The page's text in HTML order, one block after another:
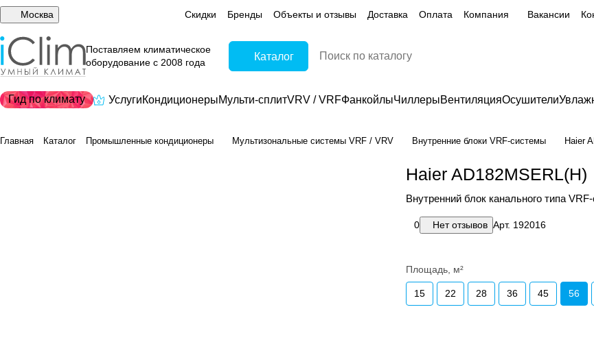
Москва Скидки Бренды Объекты и отзывы Доставка Оплата Компания Вакансии
Поставляем климатическое
оборудование с 2008 года
Каталог
Гид по климату УслугиКондиционерыМульти-сплитVRV / VRFФанкойлыЧиллерыВентиляцияОсушители
Главная Каталог Промышленные кондиционеры Мультизональные системы VRF / VRV Внутренние блоки VRF-системы Haier
Haier AD182MSERL(H)
Внутренний блок канального типа
0 Нет отзывов Арт. 192016
Площадь, м²
15 22 28 36 45 56